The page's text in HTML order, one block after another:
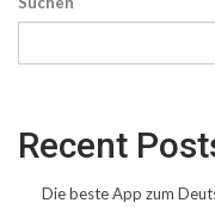
Recent
Die beste App zum